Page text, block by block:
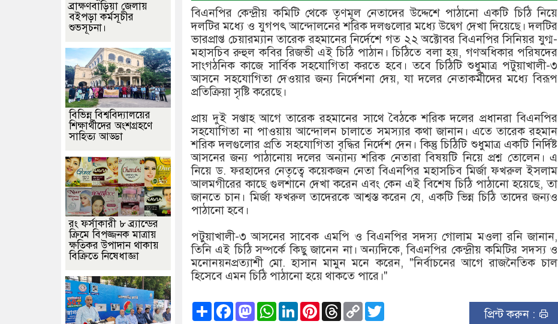
বিএনপির কেন্দ্রীয় কমিটি থেকে তৃণমূল নেতাদের উদ্দেশে পাঠানো একটি চিঠি নিয়ে
দলটির মধ্যে ও যুগপৎ আন্দোলনের শরিক দলগুলোর মধ্যে উদ্বেগ দেখা দিয়েছে। দলটির
ভারপ্রাপ্ত চেয়ারম্যান তারেক রহমানের নির্দেশে গত ২২ অক্টোবর বিএনপির সিনিয়র যুগ্ম-
মহাসচিব রুহুল কবির রিজভী এই চিঠি পাঠান। চিঠিতে বলা হয়, গণঅধিকার পরিষদের
সাংগঠনিক কাজে সার্বিক সহযোগিতা করতে হবে। তবে চিঠিটি শুধুমাত্র পটুয়াখালী-৩
আসনে সহযোগিতা দেওয়ার জন্য নির্দেশনা দেয়, যা দলের নেতাকর্মীদের মধ্যে বিরূপ
প্রতিক্রিয়া সৃষ্টি করেছে।
প্রায় দুই সপ্তাহ আগে তারেক রহমানের সাথে বৈঠকে শরিক দলের প্রধানরা বিএনপির
সহযোগিতা না পাওয়ায় আন্দোলন চালাতে সমস্যার কথা জানান। এতে তারেক রহমান
শরিক দলগুলোর প্রতি সহযোগিতা বৃদ্ধির নির্দেশ দেন। কিন্তু চিঠিটি শুধুমাত্র একটি নির্দিষ্ট
আসনের জন্য পাঠানোয় দলের অন্যান্য শরিক নেতারা বিষয়টি নিয়ে প্রশ্ন তোলেন। এ
নিয়ে ড. ফরহাদের নেতৃত্বে কয়েকজন নেতা বিএনপির মহাসচিব মির্জা ফখরুল ইসলাম
আলমগীরের কাছে গুলশানে দেখা করেন এবং কেন এই বিশেষ চিঠি পাঠানো হয়েছে, তা
জানতে চান। মির্জা ফখরুল তাদেরকে আশ্বস্ত করেন যে, একটি ভিন্ন চিঠি তাদের জন্যও
পাঠানো হবে।
পটুয়াখালী-৩ আসনের সাবেক এমপি ও বিএনপির সদস্য গোলাম মওলা রনি জানান,
তিনি এই চিঠি সম্পর্কে কিছু জানেন না। অন্যদিকে, বিএনপির কেন্দ্রীয় কমিটির সদস্য ও
মনোনয়নপ্রত্যাশী মো. হাসান মামুন মনে করেন, "নির্বাচনের আগে রাজনৈতিক চাল
হিসেবে এমন চিঠি পাঠানো হয়ে থাকতে পারে।"
ShareFacebook
Mastodon
WhatsApp
LinkedInPinterest
Threads
Copy
Link প্রিন্ট করুন :
ব্রাক্ষণবাড়িয়া জেলায়
বইপড়া কর্মসূচীর
শুভসূচনা।
বিভিন্ন বিশ্ববিদ্যালয়ের
শিক্ষার্থীদের অংশগ্রহণে
সাহিত্য আড্ডা
রং ফর্সাকারী ৮ ব্র্যান্ডের
ক্রিমে বিপজ্জনক মাত্রায়
ক্ষতিকর উপাদান থাকায়
বিক্রিতে নিষেধাজ্ঞা